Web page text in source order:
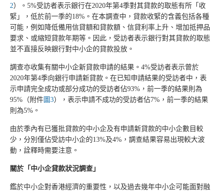
2）。5%受訪者表示銀行在2020年第4季對其貸款的取態有所「收
緊」，低於前一季的18%。在本調查中，貸款收緊的含義包括各種
可能，例如降低備用信貸額和貸款額、信貸利率上升、增加抵押品
要求、或縮短貸款年期等。因此，受訪者表示銀行對其貸款的取態
並不直接反映銀行對中小企的貸款投放。
調查亦收集有關中小企新貸款申請的結果。4%受訪者表示曾於
2020年第4季向銀行申請新貸款。在已知申請結果的受訪者中，表
示申請完全成功或部分成功的受訪者佔93%，前一季的結果則為
95%（附件圖3），表示申請不成功的受訪者佔7%，前一季的結果
則為5%。
由於季內有已獲批貸款的中小企及有申請新貸款的中小企數目較
少，分別僅佔受訪中小企的13%及4%，調查結果容易出現較大波
動，詮釋時需要注意。
關於「中小企貸款狀況調查」
鑑於中小企對香港經濟的重要性，以及過去幾年中小企可能面對融